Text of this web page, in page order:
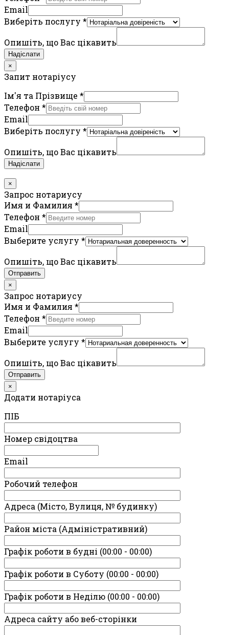
Email
Виберіть послугу *
Опишіть, що Вас цікавить
Надіслати
×
Запит нотаріусу
Ім'я та Прізвище *
Телефон *
Email
Виберіть послугу *
Опишіть, що Вас цікавить
Надіслати
×
Запрос нотариусу
Имя и Фамилия *
Телефон *
Email
Выберите услугу *
Опишіть, що Вас цікавить
Отправить
×
Запрос нотариусу
Имя и Фамилия *
Телефон *
Email
Выберите услугу *
Опишіть, що Вас цікавить
Отправить
×
Додати нотаріуса
ПIБ
Номер свідоцтва
Email
Робочий телефон
Адреса (Місто, Вулиця, № будинку)
Район міста (Адміністративний)
Графік роботи в будні (00:00 - 00:00)
Графік роботи в Суботу (00:00 - 00:00)
Графік роботи в Неділю (00:00 - 00:00)
Адреса сайту або веб-сторінки